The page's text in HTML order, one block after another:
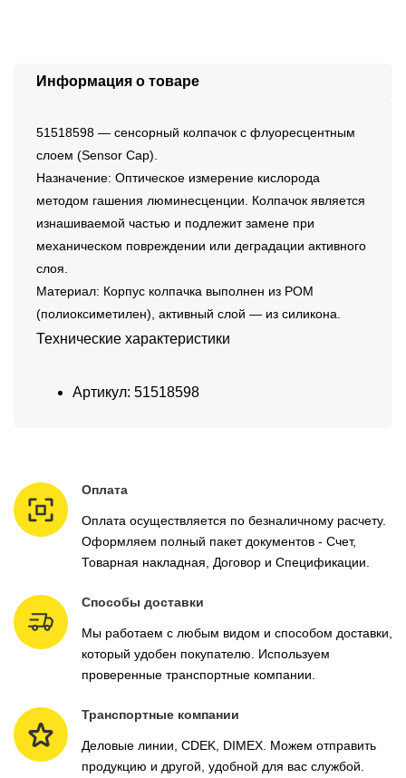
Информация о товаре
51518598 — сенсорный колпачок с флуоресцентным
слоем (Sensor Cap).
Назначение: Оптическое измерение кислорода
методом гашения люминесценции. Колпачок является
изнашиваемой частью и подлежит замене при
механическом повреждении или деградации активного
слоя.
Материал: Корпус колпачка выполнен из POM
(полиоксиметилен), активный слой — из силикона.
Технические характеристики
Артикул: 51518598
Оплата
Оплата осуществляется по безналичному расчету.
Оформляем полный пакет документов - Счет,
Товарная накладная, Договор и Спецификации.
Способы доставки
Мы работаем с любым видом и способом доставки,
который удобен покупателю. Используем
проверенные транспортные компании.
Транспортные компании
Деловые линии, CDEK, DIMEX. Можем отправить
продукцию и другой, удобной для вас службой.